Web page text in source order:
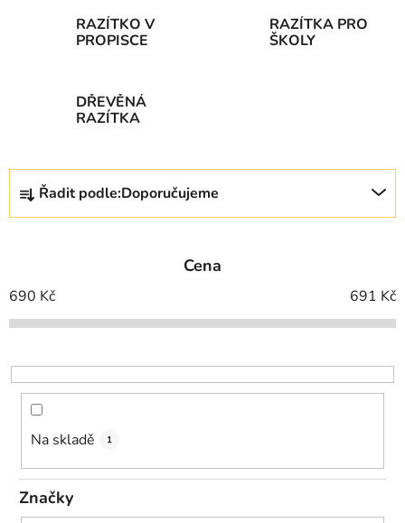
RAZÍTKO V
PROPISCE
RAZÍTKA PRO
ŠKOLY
DŘEVĚNÁ
RAZÍTKA
Ř
z
í
p
o
d
ů
Řadit podle:Doporučujeme
Cena
690 Kč 691 Kč
Na skladě 1
Značky